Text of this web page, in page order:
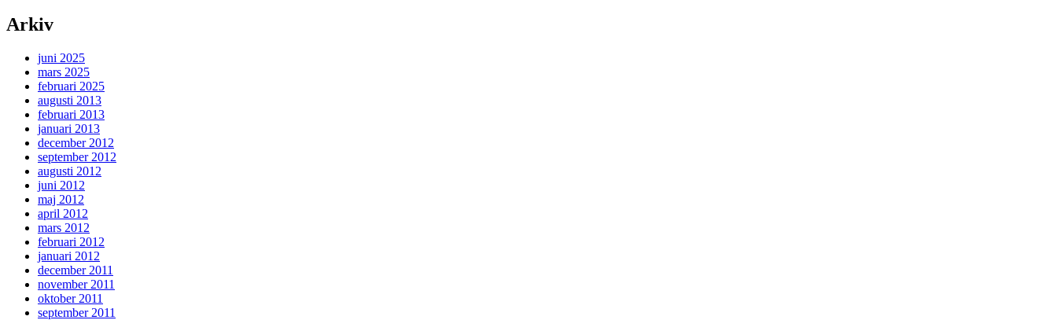
Arkiv
juni 2025
mars 2025
februari 2025
augusti 2013
februari 2013
januari 2013
december 2012
september 2012
augusti 2012
juni 2012
maj 2012
april 2012
mars 2012
februari 2012
januari 2012
december 2011
november 2011
oktober 2011
september 2011